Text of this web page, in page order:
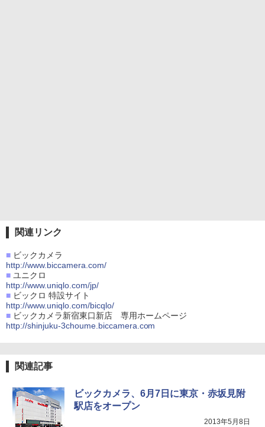
関連リンク
■ ビックカメラ
http://www.biccamera.com/
■ ユニクロ
http://www.uniqlo.com/jp/
■ ビックロ 特設サイト
http://www.uniqlo.com/bicqlo/
■ ビックカメラ新宿東口新店 専用ホームページ
http://shinjuku-3choume.biccamera.com
関連記事
ビックカメラ、6月7日に東京・赤坂見附
駅店をオープン
2013年5月8日